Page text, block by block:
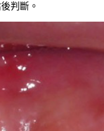
判斷。